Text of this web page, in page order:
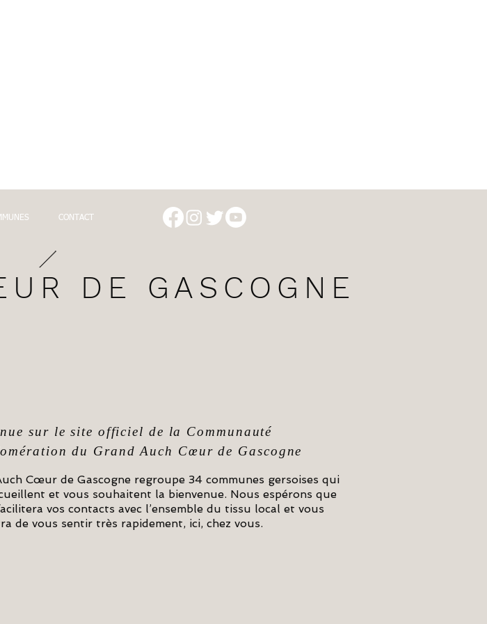
CONTACT
DE GASCOGNE
sur le site officiel de la Communauté
du Grand Auch Cœur de Gascogne
Cœur de Gascogne regroupe 34 communes gersoises qui
et vous souhaitent la bienvenue. Nous espérons que
vos contacts avec l’ensemble du tissu local et vous
de vous sentir très rapidement, ici, chez vous.